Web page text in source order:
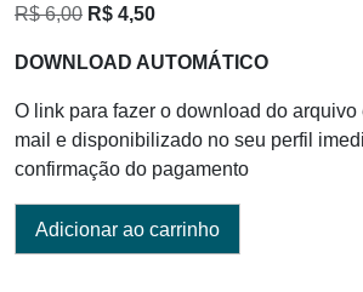
R$6,00 O
original
era:
R$ 6,00.
R$ 4,50O
atual
R$ 4,50.
DOWNLOAD AUTOMÁTICO
O link para fazer o download do arquivo
mail e disponibilizado no seu perfil
confirmação do pagamento
Adicionar ao carrinho